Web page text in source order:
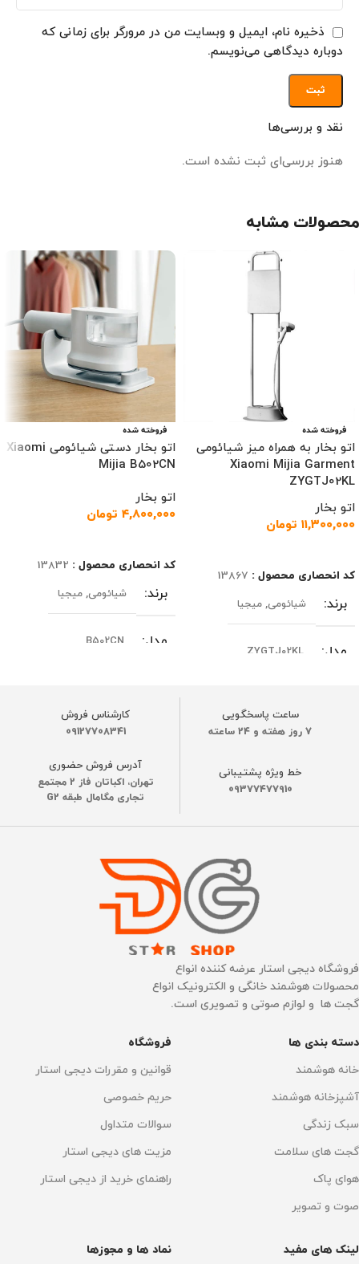
نقد و بررسی‌ها
هنوز بررسی‌ای ثبت نشده است.
ذخیره نام، ایمیل و وبسایت من در مرورگر برای زمانی که
دوباره دیدگاهی می‌نویسم.
محصولات مشابه
فروخته شده
اتو بخار به همراه میز شیائومی
Xiaomi Mijia Garment
ZYGTJ02KL
اتو بخار
۱۱,۳۰۰,۰۰۰ تومان
کد انحصاری محصول : 13867
برند شیائومی, میجیا
مدل ZYGTJ02KL
1583×310×430 میلی‌متر
آلومینیوم با روکش پارچه‌ای
چین
ویژگی‌ها
اتو کردن بخاردهی , پایه عایق ,
پنج
باکتری و 100٪ مایت
بخار,محافظ نشت آب
توان گرمایش
130 درجه سانتی‌گراد
مدت رطوبت‌رسانی
60 دقیقه
فروخته شده
اتو بخار دستی شیائومی Xiaomi
Mijia B502CN
اتو بخار
۴,۸۰۰,۰۰۰ تومان
کد انحصاری محصول : 13832
برند شیائومی, میجیا
مدل B502CN
سفید
جنس بدنه
ABS
,آلیاژ آلومینیوم مقاوم
ساخت کشور
ابعاد
حجم مخزن رطوبت‌ ساز
جنس صفحه
سرامیک ضدخش
ساعت پاسخگویی
7 روز هفته و 24 ساعته
کارشناس فروش
09127708341
خط ویژه پشتیبانی
09377477910
آدرس فروش حضوری
تهران، اکباتان فاز 2 مجتمع
تجاری مگامال طبقه G2
فروشگاه دیجی استار عرضه کننده انواع
محصولات هوشمند خانگی و الکترونیک انواع
گجت ها و لوازم صوتی و تصویری است.
دسته بندی ها
خانه هوشمند
آشپزخانه هوشمند
سبک زندگی
گجت های سلامت
هوای پاک
صوت و تصویر
فروشگاه
قوانین و مقررات دیجی استار
حریم خصوصی
سوالات متداول
مزیت های دیجی استار
راهنمای خرید از دیجی استار
لینک های مفید
نماد ها و مجوزها